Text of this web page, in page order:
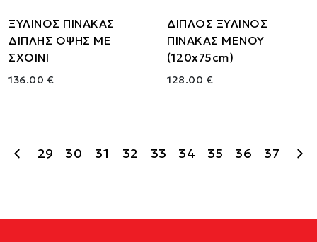
ΞΥΛΙΝΟΣ ΠΙΝΑΚΑΣ
ΔΙΠΛΗΣ ΟΨΗΣ ΜΕ
ΣΧΟΙΝΙ
136.00 €
ΔΙΠΛΟΣ ΞΥΛΙΝΟΣ
ΠΙΝΑΚΑΣ ΜΕΝΟΥ
(120x75cm)
128.00 €
29 30 31 32 33 34 35 36 37